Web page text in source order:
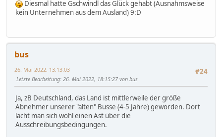
Diesmal hatte Gschwindl das Glück gehabt (Ausnahmsweise
kein Unternehmen aus dem Ausland) 9:D
bus
#24
26. Mai 2022, 13:13:03
Letzte Bearbeitung: 26. Mai 2022, 18:15:27 von bus
Ja, zB Deutschland, das Land ist mittlerweile der größe
Abnehmer unserer "alten" Busse (4-5 Jahre) geworden. Dort
lacht man sich wohl einen Ast über die
Ausschreibungsbedingungen.